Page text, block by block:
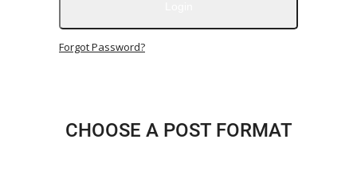
保険
テレコム
Forgot Password?
CHOOSE A POST FORMAT